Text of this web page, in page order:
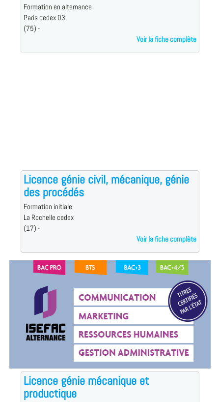
Formation en alternance
Paris cedex 03
(75) -
Voir la fiche complète
Licence génie civil, mécanique, génie
des procédés
Formation initiale
La Rochelle cedex
(17) -
Voir la fiche complète
Licence génie mécanique et
productique